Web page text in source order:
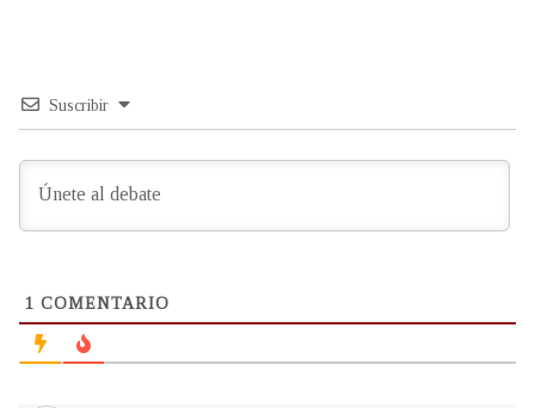
Suscribir
1 COMENTARIO